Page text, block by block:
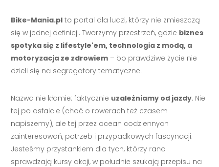
Bike-Mania.pl to portal dla ludzi, którzy nie zmieszczą
się w jednej definicji. Tworzymy przestrzeń, gdzie biznes
spotyka się z lifestyle'em, technologia z modą, a
motoryzacja ze zdrowiem – bo prawdziwe życie nie
dzieli się na segregatory tematyczne.
Nazwa nie kłamie: faktycznie uzależniamy od jazdy. Nie
tej po asfalcie (choć o rowerach też czasem
napiszemy), ale tej przez ocean codziennych
zainteresowań, potrzeb i przypadkowych fascynacji.
Jesteśmy przystankiem dla tych, którzy rano
sprawdzają kursy akcji, w południe szukają przepisu na